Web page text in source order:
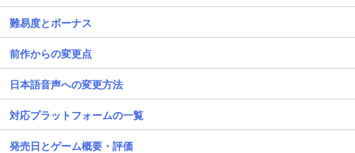
難易度とボーナス
前作からの変更点
日本語音声への変更方法
対応プラットフォームの一覧
発売日とゲーム概要・評価